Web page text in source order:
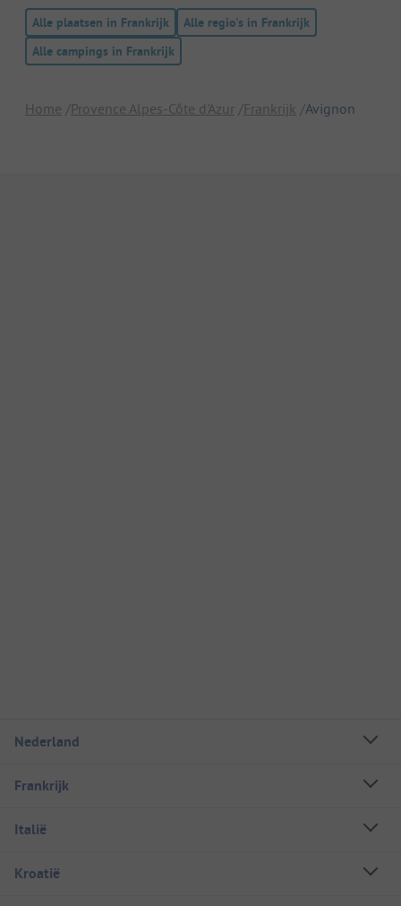
Alle plaatsen in Frankrijk
Alle regio's in Frankrijk
Alle campings in Frankrijk
Home Provence Alpes-Côte d'Azur Frankrijk Avignon
Nederland
Frankrijk
Italië
Kroatië